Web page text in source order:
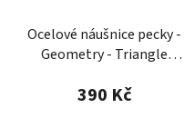
Ocelové náušnice pecky -
Geometry - Triangle
390 Kč